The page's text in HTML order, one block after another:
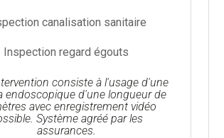
canalisation sanitaire
Inspection regard égouts
consiste à l'usage d'une
endoscopique d'une longueur de
avec enregistrement vidéo
Système agréé par les
assurances.